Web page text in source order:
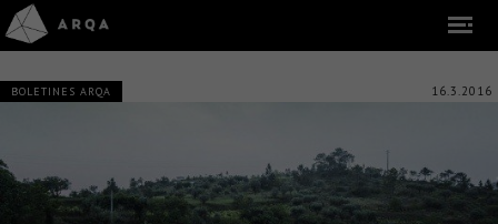
BOLETINES ARQA 16.3.2016